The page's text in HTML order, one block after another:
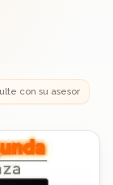
con su asesor